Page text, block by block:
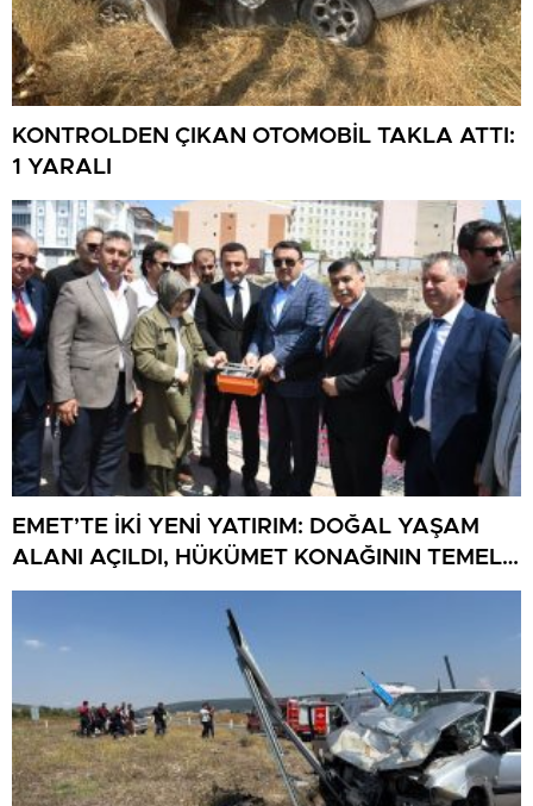
KONTROLDEN ÇIKAN OTOMOBİL TAKLA ATTI:
1 YARALI
EMET’TE İKİ YENİ YATIRIM: DOĞAL YAŞAM
ALANI AÇILDI, HÜKÜMET KONAĞININ TEMELİ
ATILDI